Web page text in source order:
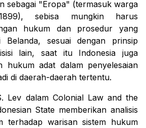
sebagai "Eropa" (termasuk warga
sebisa mungkin harus
hukum dan prosedur yang
sesuai dengan prinsip
lain, saat itu Indonesia juga
hukum adat dalam penyelesaian
di daerah-daerah tertentu.
Lev dalam Colonial Law and the
State memberikan analisis
terhadap warisan sistem hukum